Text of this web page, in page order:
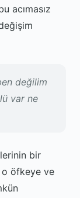
acımasız
değilim
var ne
bir
o öfkeye ve